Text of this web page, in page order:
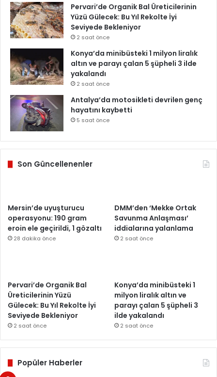
Pervari’de Organik Bal Üreticilerinin
Yüzü Gülecek: Bu Yıl Rekolte İyi
Seviyede Bekleniyor
2 saat önce
Konya’da minibüsteki 1 milyon liralık
altın ve parayı çalan 5 şüpheli 3 ilde
yakalandı
2 saat önce
Antalya’da motosikleti devrilen genç
hayatını kaybetti
5 saat önce
Son Güncellenenler
Mersin’de uyuşturucu
operasyonu: 190 gram
eroin ele geçirildi, 1 gözaltı
28 dakika önce
DMM’den ‘Mekke Ortak
Savunma Anlaşması’
iddialarına yalanlama
2 saat önce
Pervari’de Organik Bal
Üreticilerinin Yüzü
Gülecek: Bu Yıl Rekolte İyi
Seviyede Bekleniyor
2 saat önce
Konya’da minibüsteki 1
milyon liralık altın ve
parayı çalan 5 şüpheli 3
ilde yakalandı
2 saat önce
Popüler Haberler